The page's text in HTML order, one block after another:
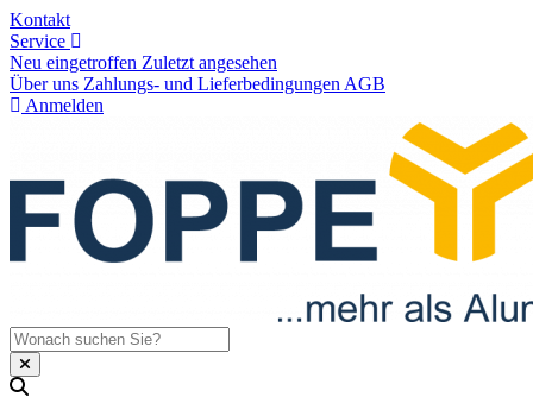
Kontakt
Service
Neu eingetroffen Zuletzt angesehen
Über uns Zahlungs- und Lieferbedingungen AGB
Anmelden